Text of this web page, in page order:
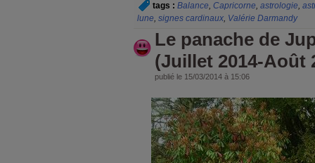
tags : Balance, Capricorne, astrologie,
lune, signes cardinaux, Valérie Darmandy
Le panache de
(Juillet 2014-Août
publié le 15/03/2014 à 15:06